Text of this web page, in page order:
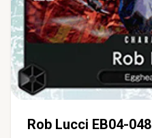
Rob Lucci EB04-048